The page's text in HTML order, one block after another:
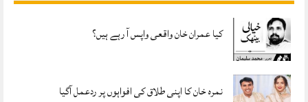
کیا عمران خان واقعی واپس آ رہے ہیں؟
نمرہ خان کا اپنی طلاق کی افواہوں پر ردعمل آگیا